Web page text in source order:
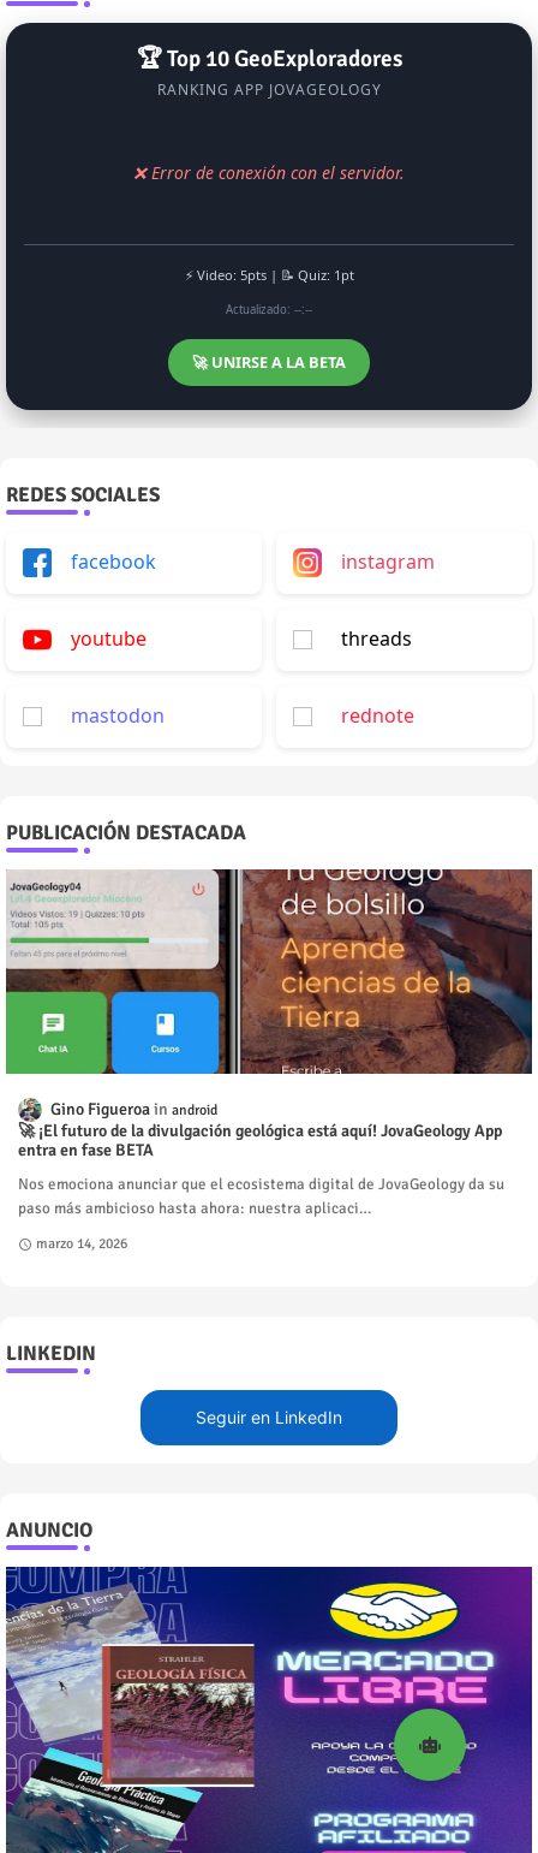
🏆 Top 10 GeoExploradores
RANKING APP JOVAGEOLOGY
❌ Error de conexión con el servidor.
⚡ Video: 5pts | 📝 Quiz: 1pt
Actualizado: --:--
🚀 UNIRSE A LA BETA
REDES SOCIALES
facebook instagram
youtube threads
mastodon rednote
PUBLICACIÓN DESTACADA
Gino Figueroa android
🚀 ¡El futuro de la divulgación geológica está aquí! JovaGeology App
entra en fase BETA
Nos emociona anunciar que el ecosistema digital de JovaGeology da su
paso más ambicioso hasta ahora: nuestra aplicaci…
marzo 14, 2026
LINKEDIN
Seguir en LinkedIn
ANUNCIO